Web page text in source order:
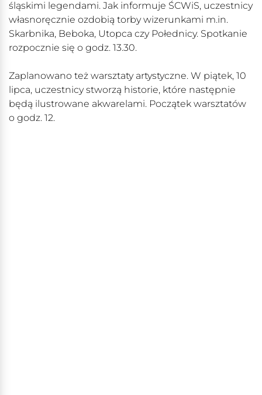
śląskimi legendami. Jak informuje ŚCWiS, uczestnicy
własnoręcznie ozdobią torby wizerunkami m.in.
Skarbnika, Beboka, Utopca czy Połednicy. Spotkanie
rozpocznie się o godz. 13.30.
Zaplanowano też warsztaty artystyczne. W piątek, 10
lipca, uczestnicy stworzą historie, które następnie
będą ilustrowane akwarelami. Początek warsztatów
o godz. 12.